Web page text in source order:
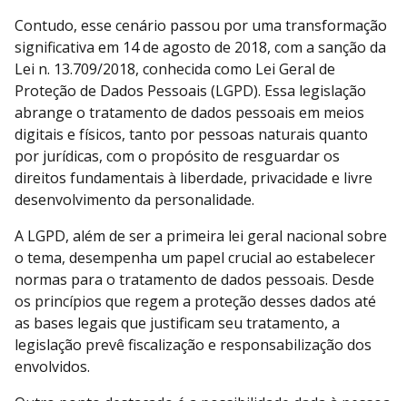
Contudo, esse cenário passou por uma transformação
significativa em 14 de agosto de 2018, com a sanção da
Lei n. 13.709/2018, conhecida como Lei Geral de
Proteção de Dados Pessoais (LGPD). Essa legislação
abrange o tratamento de dados pessoais em meios
digitais e físicos, tanto por pessoas naturais quanto
por jurídicas, com o propósito de resguardar os
direitos fundamentais à liberdade, privacidade e livre
desenvolvimento da personalidade.
A LGPD, além de ser a primeira lei geral nacional sobre
o tema, desempenha um papel crucial ao estabelecer
normas para o tratamento de dados pessoais. Desde
os princípios que regem a proteção desses dados até
as bases legais que justificam seu tratamento, a
legislação prevê fiscalização e responsabilização dos
envolvidos.